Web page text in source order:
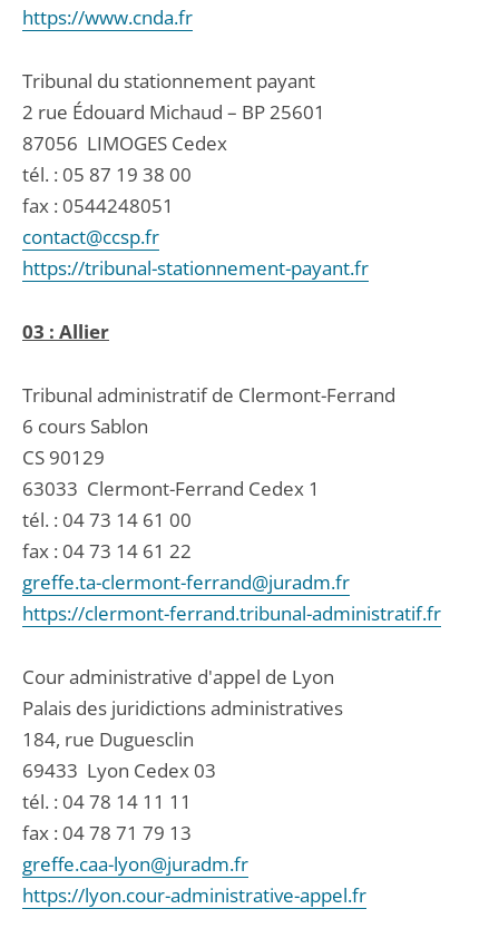
https://www.cnda.fr
Tribunal du stationnement payant
2 rue Édouard Michaud – BP 25601
87056 LIMOGES Cedex
tél. : 05 87 19 38 00
fax : 0544248051
contact@ccsp.fr
https://tribunal-stationnement-payant.fr
03 : Allier
Tribunal administratif de Clermont-Ferrand
6 cours Sablon
CS 90129
63033 Clermont-Ferrand Cedex 1
tél. : 04 73 14 61 00
fax : 04 73 14 61 22
greffe.ta-clermont-ferrand@juradm.fr
https://clermont-ferrand.tribunal-administratif.fr
Cour administrative d'appel de Lyon
Palais des juridictions administratives
184, rue Duguesclin
69433 Lyon Cedex 03
tél. : 04 78 14 11 11
fax : 04 78 71 79 13
greffe.caa-lyon@juradm.fr
https://lyon.cour-administrative-appel.fr